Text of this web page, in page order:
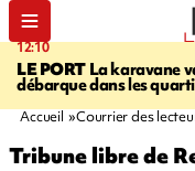
12:10
LE PORT La karavane
débarque dans les
Accueil Courrier des
Tribune libre de